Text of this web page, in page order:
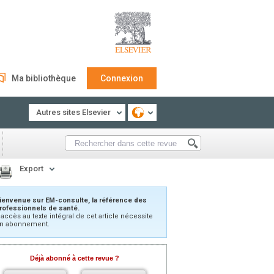
Ma bibliothèque Connexion
Autres sites Elsevier
Export
sur EM-consulte, la référence des
de santé.
au texte intégral de cet article nécessite
abonnement.
Déjà abonné à cette revue ?